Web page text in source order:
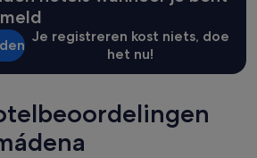
Je registreren kost niets, doe
het nu!